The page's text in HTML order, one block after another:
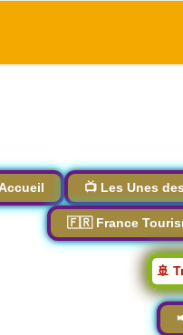
📺 Les Unes
🇫🇷 France
🚢